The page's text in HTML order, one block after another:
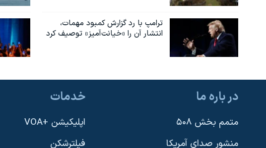
ترامپ با رد گزارش کمبود مهمات،
انتشار آن را «خیانت‌آمیز» توصیف کرد
در باره ما
متمم بخش ۵۰۸
منشور صدای آمریکا
خدمات
اپلیکیشن +VOA
فیلترشکن